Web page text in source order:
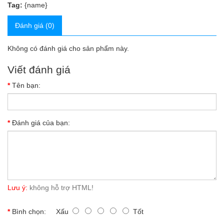
Tag: {name}
Đánh giá (0)
Không có đánh giá cho sản phẩm này.
Viết đánh giá
Tên bạn:
Đánh giá của bạn:
Lưu ý: không hỗ trợ HTML!
Bình chọn: Xấu Tốt